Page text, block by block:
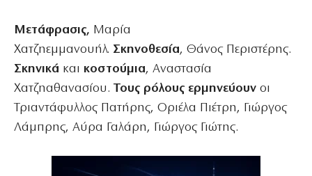
Μετάφρασις, Μαρία
Χατζηεμμανουήλ. Σκηνοθεσία, Θάνος Περιστέρης.
Σκηνικά και κοστούμια, Αναστασία
Χατζηαθανασίου. Τους ρόλους ερμηνεύουν οι
Τριαντάφυλλος Πατήρης, Οριέλα Πιέτρη, Γιώργος
Λάμπρης, Αύρα Γαλάρη, Γιώργος Γιώτης.